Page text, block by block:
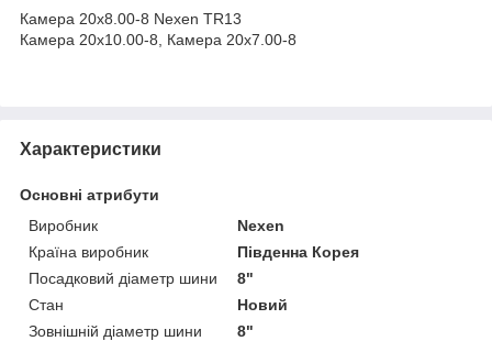
Камера 20x8.00-8 Nexen TR13
Камера 20x10.00-8, Камера 20x7.00-8
Характеристики
Основні атрибути
Виробник
Nexen
Країна виробник
Південна Корея
Посадковий діаметр шини
8"
Стан
Новий
Зовнішній діаметр шини
8"